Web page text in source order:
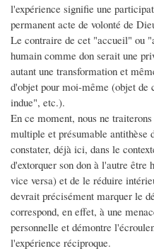
l'expérience signifie une
permanent acte de volonté de
Le contraire de cet "accueil" ou
humain comme don serait une
autant une transformation et
d'objet pour moi-même (objet de
indue", etc.).
En ce moment, nous ne
multiple et présumable antithèse
constater, déjà ici, dans le
d'extorquer son don à l'autre
vice versa) et de le réduire
devrait précisément marquer le
correspond, en effet, à une
personnelle et démontre
l'expérience réciproque.